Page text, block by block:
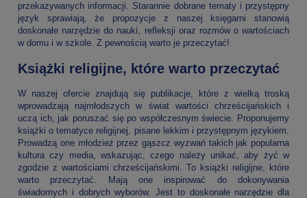
przekazywanych informacji. Starannie dobrane tematy i przystępny
język sprawiają, że propozycje z naszej księgarni stanowią
doskonałe narzędzie do nauki, refleksji oraz rozmów o wartościach
w domu i w szkole. Z pewnością warto je przeczytać!
Książki religijne, które warto przeczytać
W naszej ofercie znajdują się publikacje, które z wielką troską
wprowadzają najmłodszych w świat wartości chrześcijańskich i
uczą ich, jak poruszać się po współczesnym świecie. Proponujemy
książki o tematyce religijnej, pisane lekkim i przystępnym językiem.
Prowadzą one młodzież przez gąszcz wyzwań takich jak popularna
kultura czy media, wskazując, czego należy unikać, aby żyć w
zgodzie z wartościami chrześcijańskimi. To książki religijne, które
warto przeczytać. Mają one inspirować do dokonywania
świadomych i dobrych wyborów. Jest to doskonałe narzędzie dla